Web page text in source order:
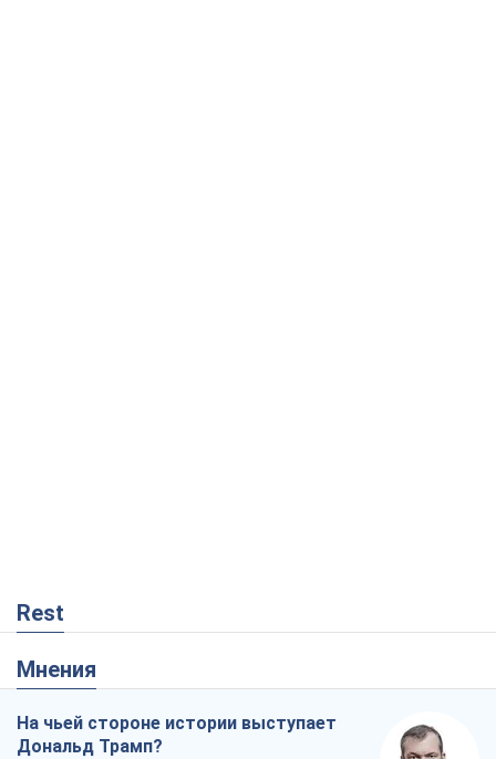
Rest
Мнения
На чьей стороне истории выступает
Дональд Трамп?